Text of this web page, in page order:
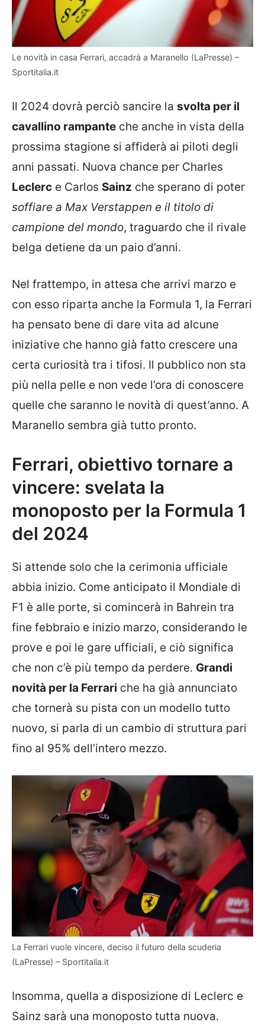
Le novità in casa Ferrari, accadrà a Maranello (LaPresse) –
Sportitalia.it
Il 2024 dovrà perciò sancire la svolta per il
cavallino rampante che anche in vista della
prossima stagione si affiderà ai piloti degli
anni passati. Nuova chance per Charles
Leclerc e Carlos Sainz che sperano di poter
soffiare a Max Verstappen e il titolo di
campione del mondo, traguardo che il rivale
belga detiene da un paio d’anni.
Nel frattempo, in attesa che arrivi marzo e
con esso riparta anche la Formula 1, la Ferrari
ha pensato bene di dare vita ad alcune
iniziative che hanno già fatto crescere una
certa curiosità tra i tifosi. Il pubblico non sta
più nella pelle e non vede l’ora di conoscere
quelle che saranno le novità di quest’anno. A
Maranello sembra già tutto pronto.
Ferrari, obiettivo tornare a
vincere: svelata la
monoposto per la Formula 1
del 2024
Si attende solo che la cerimonia ufficiale
abbia inizio. Come anticipato il Mondiale di
F1 è alle porte, si comincerà in Bahrein tra
fine febbraio e inizio marzo, considerando le
prove e poi le gare ufficiali, e ciò significa
che non c’è più tempo da perdere. Grandi
novità per la Ferrari che ha già annunciato
che tornerà su pista con un modello tutto
nuovo, si parla di un cambio di struttura pari
fino al 95% dell’intero mezzo.
La Ferrari vuole vincere, deciso il futuro della scuderia
(LaPresse) – Sportitalia.it
Insomma, quella a disposizione di Leclerc e
Sainz sarà una monoposto tutta nuova.